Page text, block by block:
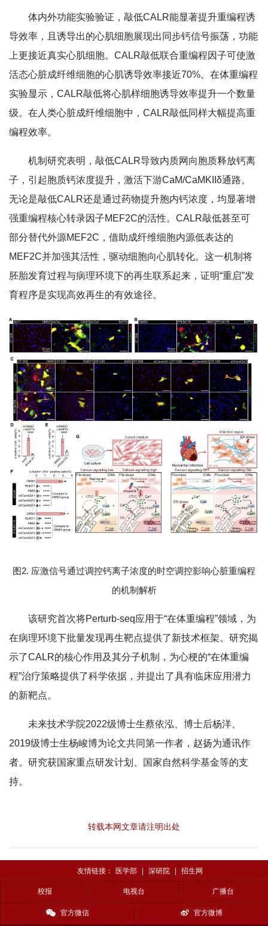
体内外功能实验验证，敲低CALR能显著提升重编程诱
导效率，且诱导出的心肌细胞展现出同步钙信号振荡，功能
上更接近真实心肌细胞。 CALR敲低联合重编程因子可使激
活态心脏成纤维细胞的心肌诱导效率接近70%。在体重编程
实验显示， CALR敲低将心肌样细胞诱导效率提升一个数量
级。在人类心脏成纤维细胞中， CALR敲低同样大幅提高重
编程效率。
机制研究表明，敲低CALR导致内质网向胞质释放钙离
子，引起胞质钙浓度提升，激活下游CaM/CaMKIIδ通路。
无论是敲低CALR还是通过药物提升胞内钙浓度，均显著增
强重编程核心转录因子MEF2C的活性。 CALR敲低甚至可
部分替代外源MEF2C，借助成纤维细胞内源低表达的
MEF2C并加强其活性，驱动细胞向心肌转化。这一机制将
胚胎发育过程与病理环境下的再生联系起来，证明“重启”发
育程序是实现高效再生的有效途径。
图2. 应激信号通过调控钙离子浓度的时空调控影响心脏重编程
的机制解析
该研究首次将Perturb-seq应用于“在体重编程”领域，为
在病理环境下批量发现再生靶点提供了新技术框架。研究揭
示了CALR的核心作用及其分子机制，为心梗的“在体重编
程”治疗策略提供了科学依据，并提出了具有临床应用潜力
的新靶点。
未来技术学院2022级博士生蔡依泓、 博士后杨洋、
2019级博士生杨峻博为论文共同第一作者，赵扬为通讯作
者。研究获国家重点研发计划、国家自然科学基金等的支
持。
转载本网文章请注明出处
友情链接： 医学部 深研院 招生网
校报 电视台 广播台
官方微信 官方微博